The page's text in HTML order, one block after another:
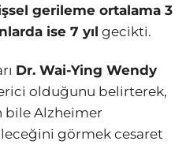
gerileme ortalama 3
ise 7 yıl gecikti.
Dr. Wai-Ying Wendy
olduğunu belirterek,
bile Alzheimer
görmek cesaret